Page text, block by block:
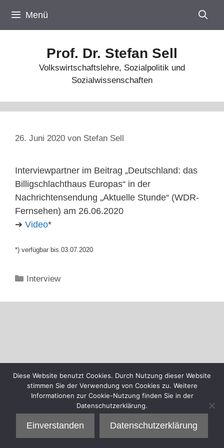
Inhalt
springen
Menü
Prof. Dr. Stefan Sell
Volkswirtschaftslehre, Sozialpolitik und
Sozialwissenschaften
26. Juni 2020 von Stefan Sell
Interviewpartner im Beitrag „Deutschland: das
Billigschlachthaus Europas“ in der
Nachrichtensendung „Aktuelle Stunde“ (WDR-
Fernsehen) am 26.06.2020
➔ Video*
*) verfügbar bis 03.07.2020
Kategorien
Interview
Diese Website benutzt Cookies. Durch Nutzung dieser Website
stimmen Sie der Verwendung von Cookies zu. Weitere
Informationen zur Cookie-Nutzung finden Sie in der
Datenschutzerklärung.
Einverstanden Datenschutzerklärung